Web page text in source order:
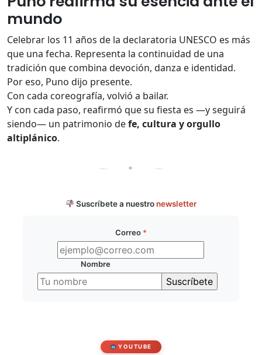
mundo
Celebrar los 11 años de la declaratoria UNESCO es más
que una fecha. Representa la continuidad de una
tradición que combina devoción, danza e identidad.
Por eso, Puno dijo presente.
Con cada coreografía, volvió a bailar.
Y con cada paso, reafirmó que su fiesta es —y seguirá
siendo— un patrimonio defe, cultura y orgullo
altiplánico.
✦
Suscríbete a nuestro newsletter
Correo *
Nombre
YOUTUBE